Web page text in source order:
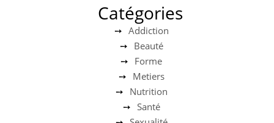
Catégories
Addiction
Beauté
Forme
Metiers
Nutrition
Santé